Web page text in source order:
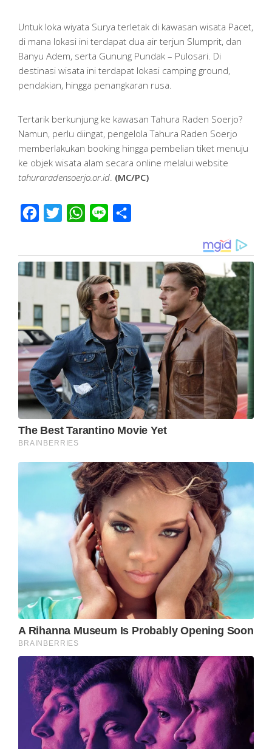
Untuk loka wiyata Surya terletak di kawasan wisata Pacet,
di mana lokasi ini terdapat dua air terjun Slumprit, dan
Banyu Adem, serta Gunung Pundak – Pulosari. Di
destinasi wisata ini terdapat lokasi camping ground,
pendakian, hingga penangkaran rusa.
Tertarik berkunjung ke kawasan Tahura Raden Soerjo?
Namun, perlu diingat, pengelola Tahura Raden Soerjo
memberlakukan booking hingga pembelian tiket menuju
ke objek wisata alam secara online melalui website
tahuraradensoerjo.or.id. (MC/PC)
Facebook
Twitter WhatsApp
Line